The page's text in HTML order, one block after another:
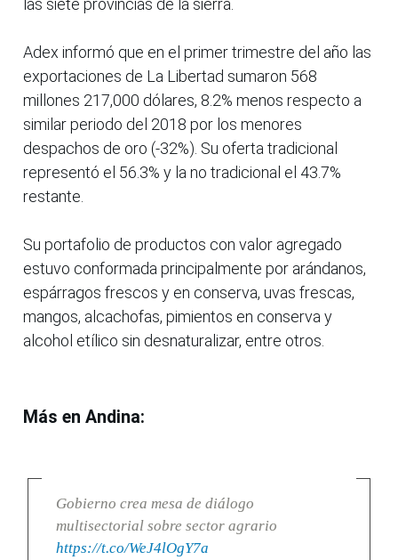
las siete provincias de la sierra.
Adex informó que en el primer trimestre del año las
exportaciones de La Libertad sumaron 568
millones 217,000 dólares, 8.2% menos respecto a
similar periodo del 2018 por los menores
despachos de oro (-32%). Su oferta tradicional
representó el 56.3% y la no tradicional el 43.7%
restante.
Su portafolio de productos con valor agregado
estuvo conformada principalmente por arándanos,
espárragos frescos y en conserva, uvas frescas,
mangos, alcachofas, pimientos en conserva y
alcohol etílico sin desnaturalizar, entre otros.
Más en Andina:
Gobierno crea mesa de diálogo
multisectorial sobre sector agrario
https://t.co/WeJ4lOgY7a